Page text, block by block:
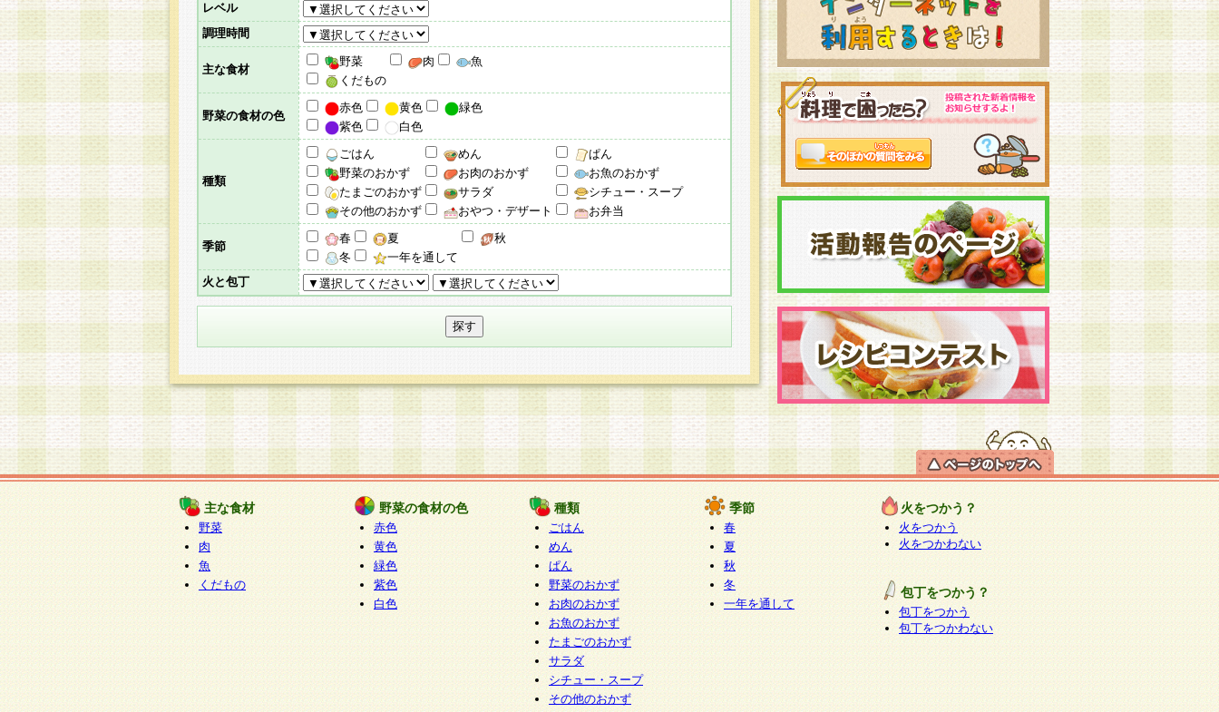
レベル
調理時間
主な食材
野菜 肉
魚
くだもの
野菜の食材の色
赤色 黄色
緑色
紫色
白色
種類
ごはん めん
ぱん
野菜のおかず
お肉のおかず
お魚のおかず
たまごのおかず
サラダ
シチュー・スープ
その他のおかず
おやつ・デザート お弁当
季節
春 夏
秋
冬
一年を通して
火と包丁
主な食材
野菜
肉
魚
くだもの
野菜の食材の色
赤色
黄色
緑色
紫色
白色
種類
ごはん
めん
ぱん
野菜のおかず
お肉のおかず
お魚のおかず
たまごのおかず
サラダ
シチュー・スープ
その他のおかず
季節
春
夏
秋
冬
一年を通して
火をつかう？
火をつかう
火をつかわない
包丁をつかう？
包丁をつかう
包丁をつかわない